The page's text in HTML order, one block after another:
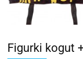
Figurki kogut